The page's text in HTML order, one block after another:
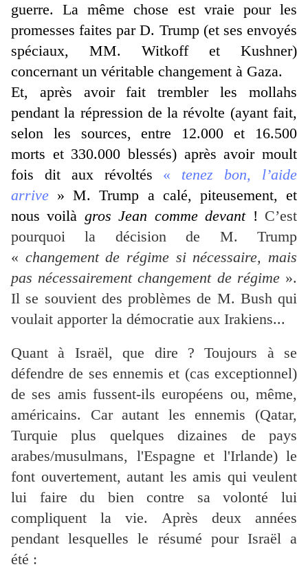
guerre. La même chose est vraie pour les
promesses faites par D. Trump (et ses envoyés
spéciaux, MM. Witkoff et Kushner)
concernant un véritable changement à Gaza.
Et, après avoir fait trembler les mollahs
pendant la répression de la révolte (ayant fait,
selon les sources, entre 12.000 et 16.500
morts et 330.000 blessés) après avoir moult
fois dit aux révoltés « tenez bon, l’aide
arrive » M. Trump a calé, piteusement, et
nous voilà gros Jean comme devant! C’est
pourquoi la décision de M. Trump
« changement de régime si nécessaire, mais
pas nécessairement changement de régime».
Il se souvient des problèmes de M. Bush qui
voulait apporter la démocratie aux Irakiens...
Quant à Israël, que dire ? Toujours à se
défendre de ses ennemis et (cas exceptionnel)
de ses amis fussent-ils européens ou, même,
américains. Car autant les ennemis (Qatar,
Turquie plus quelques dizaines de pays
arabes/musulmans, l'Espagne et l'Irlande) le
font ouvertement, autant les amis qui veulent
lui faire du bien contre sa volonté lui
compliquent la vie. Après deux années
pendant lesquelles le résumé pour Israël a
été :